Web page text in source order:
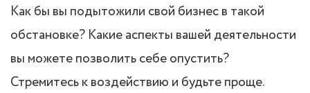
Как бы вы подытожили свой бизнес в такой
обстановке? Какие аспекты вашей деятельности
вы можете позволить себе опустить?
Стремитесь к воздействию и будьте проще.